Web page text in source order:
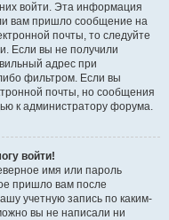
войти. Эта информация
вам пришло сообщение на
почты, то следуйте
Если вы не получили
адрес при
фильтром. Если вы
почты, но сообщения
к администратору форума.
войти!
имя или пароль
пришло вам после
учетную запись по каким-
вы не написали ни